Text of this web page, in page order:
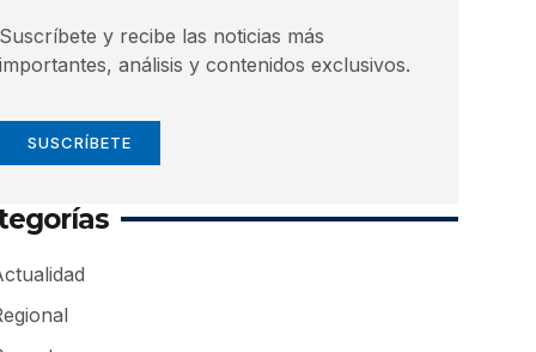
Suscríbete y recibe las noticias más
importantes, análisis y contenidos exclusivos.
SUSCRÍBETE